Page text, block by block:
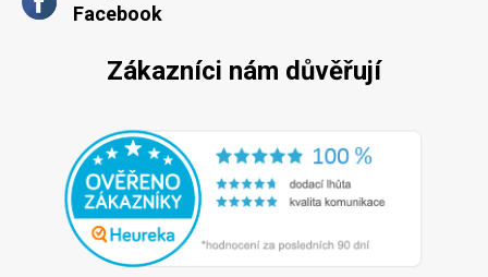
Facebook
Zákazníci nám důvěřují